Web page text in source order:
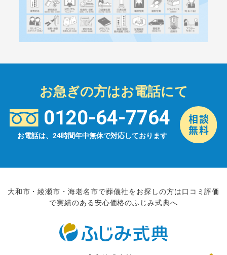
お急ぎの方はお電話にて
0120-64-7764
お電話は、24時間年中無休で対応しております
大和市・綾瀬市・海老名市で葬儀社をお探しの方は口コミ評価
で実績のある安心価格のふじみ式典へ